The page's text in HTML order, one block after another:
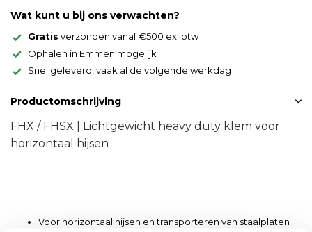
Wat kunt u bij ons verwachten?
Gratis verzonden vanaf €500 ex. btw
Ophalen in Emmen mogelijk
Snel geleverd, vaak al de volgende werkdag
Productomschrijving
FHX / FHSX | Lichtgewicht heavy duty klem voor
horizontaal hijsen
Voor horizontaal hijsen en transporteren van staalplaten